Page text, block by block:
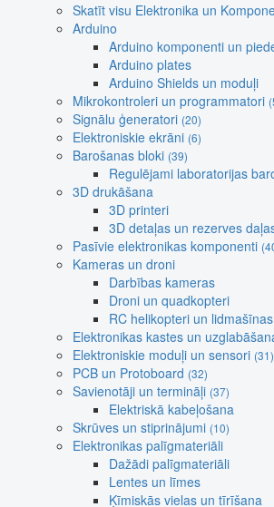
Skatīt visu Elektronika un
Arduino
Arduino komponenti un
Arduino plates
Arduino Shields un moduļi
Mikrokontroleri un programmatori
Signālu ģeneratori (20)
Elektroniskie ekrāni (6)
Barošanas bloki (39)
Regulējami laboratorijas
3D drukāšana
3D printeri
3D detaļas un rezerves
Pasīvie elektronikas komponenti
Kameras un droni
Darbības kameras
Droni un quadkopteri
RC helikopteri un lidmašīnas
Elektronikas kastes un
Elektroniskie moduļi un sensori (31)
PCB un Protoboard (32)
Savienotāji un termināļi (37)
Elektriskā kabeļošana
Skrūves un stiprinājumi (10)
Elektronikas palīgmateriāli
Dažādi palīgmateriāli
Lentes un līmes
Ķīmiskās vielas un tīrīšana